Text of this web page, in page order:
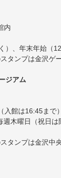
内
）、年末年始（
タンプは金沢ゲ
ジアム
館は16:45まで）
週木曜日（祝日は
タンプは金沢中